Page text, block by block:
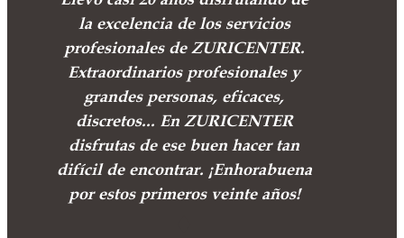
la excelencia de los servicios
profesionales de ZURICENTER.
Extraordinarios profesionales y
grandes personas, eficaces,
discretos... En ZURICENTER
disfrutas de ese buen hacer tan
difícil de encontrar. ¡Enhorabuena
por estos primeros veinte años!